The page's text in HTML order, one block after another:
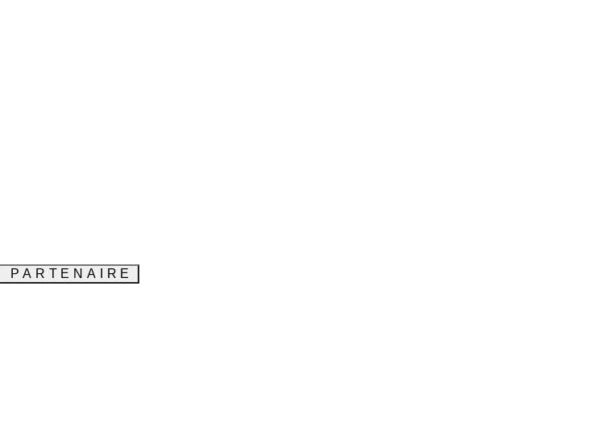
PARTENAIRE